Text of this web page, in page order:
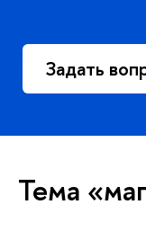
Задать
Тема